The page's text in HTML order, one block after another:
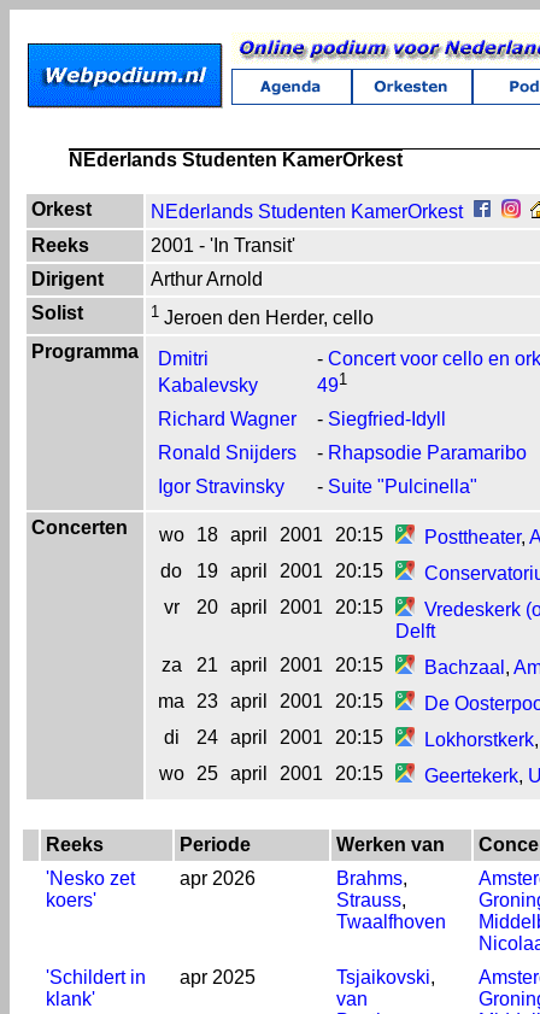
NEderlands Studenten KamerOrkest
Orkest
NEderlands Studenten KamerOrkest
Reeks
2001 - 'In Transit'
Dirigent
Arthur Arnold
Solist
1 Jeroen den Herder, cello
Programma
Dmitri
Kabalevsky
- Concert voor cello en
491
Richard Wagner - Siegfried-Idyll
Ronald Snijders
- Rhapsodie Paramaribo
Igor Stravinsky
- Suite "Pulcinella"
Concerten
wo 18 april 2001 20:15 Posttheater,
do
19 april 2001 20:15
vr
20 april 2001 20:15
Vredeskerk
Delft
za
21 april 2001 20:15 Bachzaal ,
ma
23 april 2001 20:15
De
di
24 april 2001 20:15 Lokhorstkerk
wo
25 april 2001 20:15 Geertekerk,
Reeks Periode Werken van
'Nesko zet
koers'
apr 2026 Brahms,
Strauss,
Twaalfhoven
'Schildert in
klank'
apr 2025 Tsjaikovski,
van